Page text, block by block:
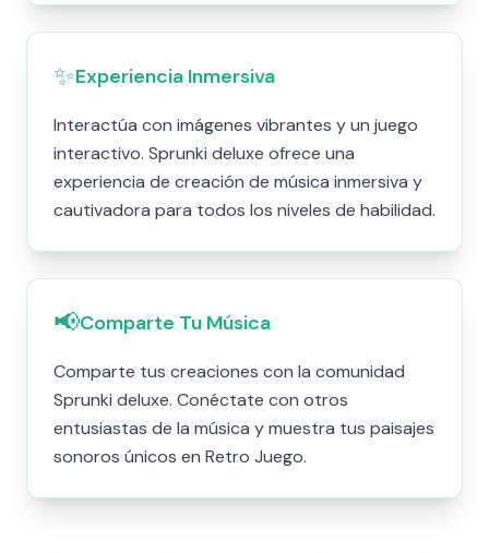
✨Experiencia Inmersiva
Interactúa con imágenes vibrantes y un juego
interactivo. Sprunki deluxe ofrece una
experiencia de creación de música inmersiva y
cautivadora para todos los niveles de habilidad.
📢Comparte Tu Música
Comparte tus creaciones con la comunidad
Sprunki deluxe. Conéctate con otros
entusiastas de la música y muestra tus paisajes
sonoros únicos en Retro Juego.